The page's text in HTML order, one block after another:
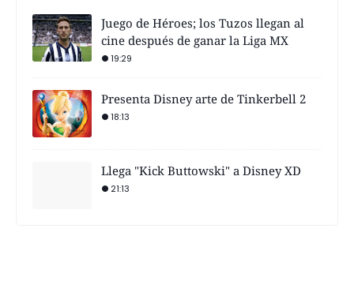
Juego de Héroes; los Tuzos llegan al
cine después de ganar la Liga MX
19:29
Presenta Disney arte de Tinkerbell 2
18:13
Llega "Kick Buttowski" a Disney XD
21:13